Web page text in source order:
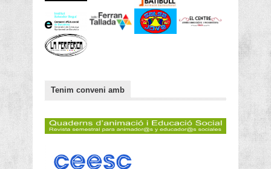
Tenim conveni amb